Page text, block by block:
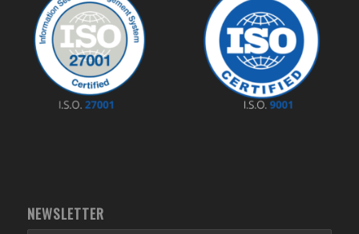
NEWSLETTER